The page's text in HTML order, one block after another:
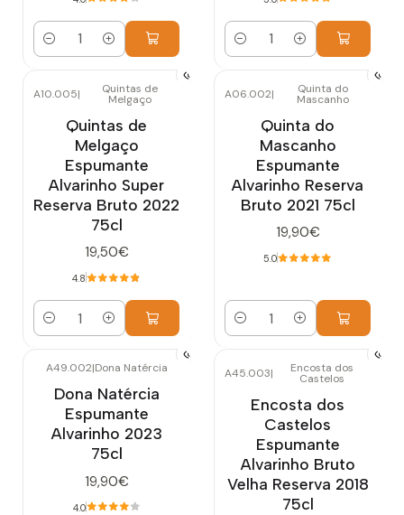
Quantidade Quantidade
A10.005| Quintas de
Melgaço
Quintas de
Melgaço
Espumante
Alvarinho Super
Reserva Bruto 2022
75cl
19,50€
4.8
Quantidade
A06.002| Quinta do
Mascanho
Quinta do
Mascanho
Espumante
Alvarinho Reserva
Bruto 2021 75cl
19,90€
5.0
Quantidade
A49.002|Dona Natércia
Dona Natércia
Espumante
Alvarinho 2023
75cl
19,90€
4.0
Esgotado
A45.003| Encosta dos
Castelos
Encosta dos
Castelos
Espumante
Alvarinho Bruto
Velha Reserva 2018
75cl